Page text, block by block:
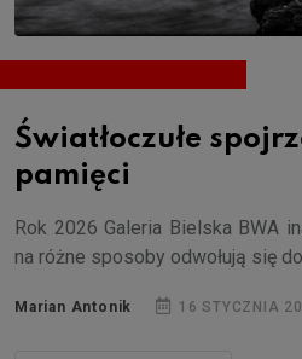
Światłoczułe
pamięci
Rok 2026 Galeria Bielska BWA
na różne sposoby odwołują się
Marian Antonik 16 STYCZNIA